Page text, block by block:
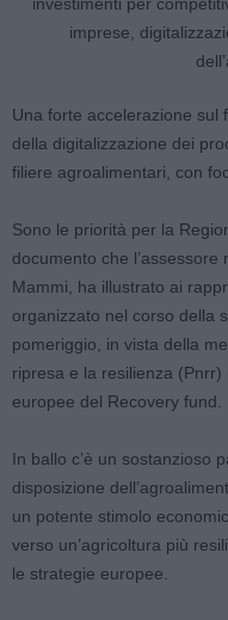
Una forte accelerazione sul
della digitalizzazione dei
filiere agroalimentari, con
Sono le priorità per la
documento che l’assessore
Mammi, ha illustrato ai
organizzato nel corso della
pomeriggio, in vista della
ripresa e la resilienza (Pnrr)
europee del Recovery fund.
In ballo c’è un sostanzioso
disposizione
un potente stimolo
verso un’agricoltura più
le strategie europee.